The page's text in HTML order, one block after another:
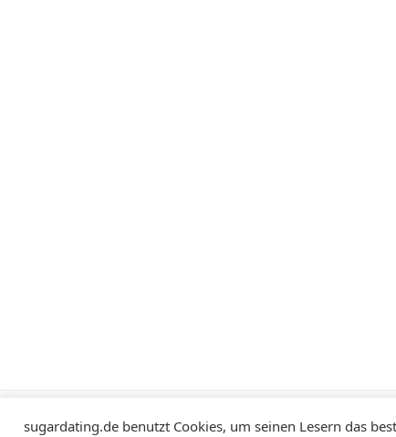
Impressum Datenschutzerklärung
sugardating.de benutzt Cookies, um seinen Lesern das